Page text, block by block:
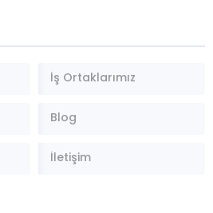
İş Ortaklarımız
Blog
İletişim